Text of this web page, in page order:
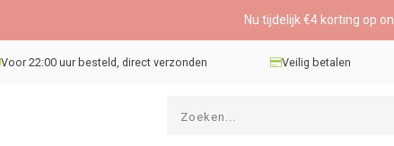
Nu tijdelijk €4 korting op
Voor 22:00 uur besteld, direct verzonden Veilig betalen